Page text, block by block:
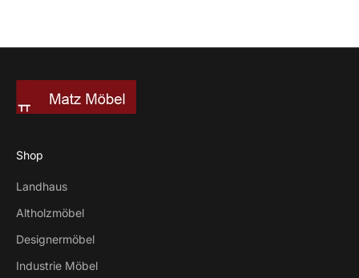
Shop
Landhaus
Altholzmöbel
Designermöbel
Industrie Möbel